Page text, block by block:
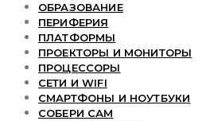
ОБРАЗОВАНИЕ
ПЕРИФЕРИЯ
ПЛАТФОРМЫ
ПРОЕКТОРЫ И МОНИТОРЫ
ПРОЦЕССОРЫ
СЕТИ И WIFI
СМАРТФОНЫ И НОУТБУКИ
СОБЕРИ САМ